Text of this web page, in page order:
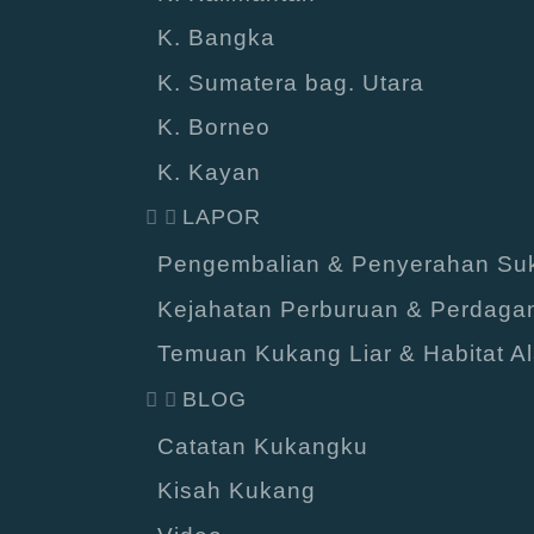
K. Bangka
K. Sumatera bag. Utara
K. Borneo
K. Kayan
LAPOR
Pengembalian & Penyerahan
Kejahatan Perburuan &
Temuan Kukang Liar & Habitat
BLOG
Catatan Kukangku
Kisah Kukang